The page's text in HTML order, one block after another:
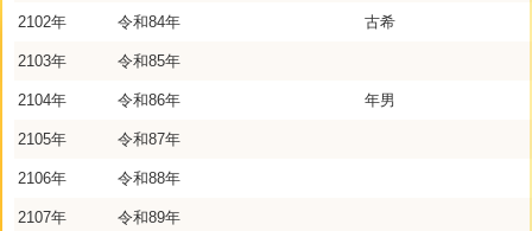
2102年 令和84年 古希
2103年 令和85年
2104年 令和86年 年男
2105年 令和87年
2106年 令和88年
2107年 令和89年